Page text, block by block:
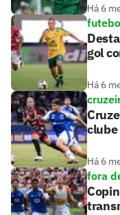
Há 6
gol
Há 6
Há 6
fora